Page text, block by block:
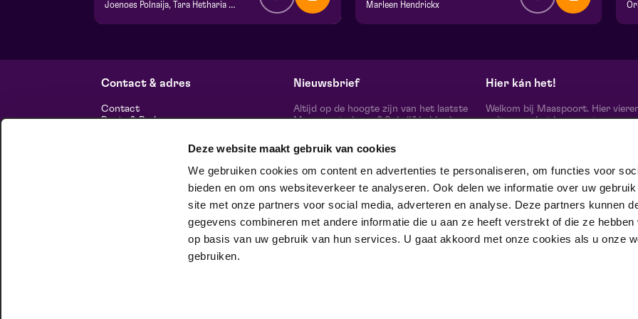
Deze website maakt gebruik van cookies
We gebruiken cookies om content en advertenties te personaliseren, om functies voor
bieden en om ons websiteverkeer te analyseren. Ook delen we informatie over uw
site met onze partners voor social media, adverteren en analyse. Deze partners kunnen
gegevens combineren met andere informatie die u aan ze heeft verstrekt of die ze hebben
op basis van uw gebruik van hun services. U gaat akkoord met onze cookies als u onze
gebruiken.
Joenoes Polnaija, Tara Hetharia & Jefta Tanate
do 1 oktober 2026 | 20:15
Marleen Hendrickx
ma 5 oktober 2026 | 20:15
Contact & adres
Contact
Route & Parkeren
Duurzaam ondernemen
Nieuwsbrief
Altijd op de hoogte zijn van het laatste
Maaspoort nieuws? Schrijf je hier in
schrijf je in
volg ons op
Hier kán het!
Welkom bij Maaspoort. Hier
cultuur en het leven met een
echte verschil maak je samen’.
Winnaar van de Red Dot Award
& Communication Design 2024
categorie Corporate Design &